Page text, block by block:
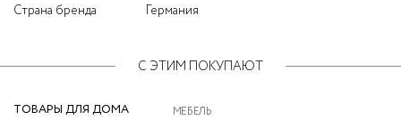
Страна бренда
Германия
С ЭТИМ ПОКУПАЮТ
ТОВАРЫ ДЛЯ ДОМА МЕБЕЛЬ